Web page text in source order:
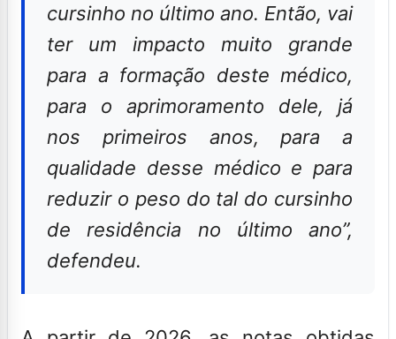
cursinho no último ano. Então, vai
ter um impacto muito grande
para a formação deste médico,
para o aprimoramento dele, já
nos primeiros anos, para a
qualidade desse médico e para
reduzir o peso do tal do cursinho
de residência no último ano”,
defendeu.